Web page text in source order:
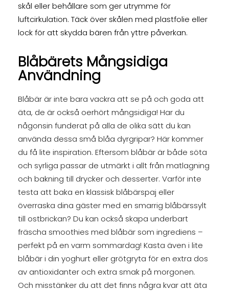
skål eller behållare som ger utrymme för
luftcirkulation. Täck över skålen med plastfolie eller
lock för att skydda bären från yttre påverkan.
Blåbärets Mångsidiga
Användning
Blåbär är inte bara vackra att se på och goda att
äta, de är också oerhört mångsidiga! Har du
någonsin funderat på alla de olika sätt du kan
använda dessa små blåa dyrgripar? Här kommer
du få lite inspiration. Eftersom blåbär är både söta
och syrliga passar de utmärkt i allt från matlagning
och bakning till drycker och desserter. Varför inte
testa att baka en klassisk blåbärspaj eller
överraska dina gäster med en smarrig blåbärssylt
till ostbrickan? Du kan också skapa underbart
fräscha smoothies med blåbär som ingrediens –
perfekt på en varm sommardag! Kasta även i lite
blåbär i din yoghurt eller grötgryta för en extra dos
av antioxidanter och extra smak på morgonen.
Och misstänker du att det finns några kvar att äta